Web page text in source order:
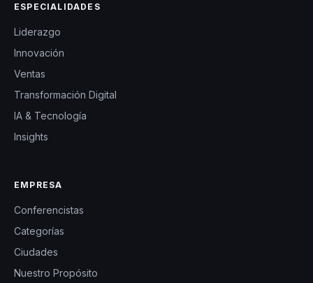
ESPECIALIDADES
Liderazgo
Innovación
Ventas
Transformación Digital
IA & Tecnología
Insights
EMPRESA
Conferencistas
Categorías
Ciudades
Nuestro Propósito